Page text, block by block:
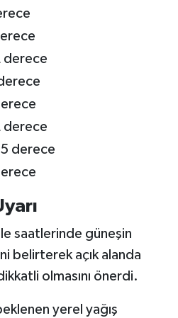
derece
derece
derece
saatlerinde güneşin
belirterek açık alanda
olmasını önerdi.
yerel yağış